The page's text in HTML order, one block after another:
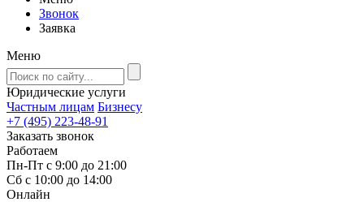
Звонок
Заявка
Меню
Юридические услуги
Частным лицам Бизнесу
+7 (495) 223-48-91
Заказать звонок
Работаем
Пн-Пт с 9:00 до 21:00
Сб с 10:00 до 14:00
Онлайн